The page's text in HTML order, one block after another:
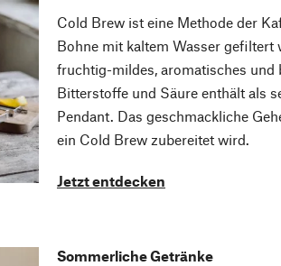
Cold Brew ist eine Methode der
Bohne mit kaltem Wasser gefiltert
fruchtig-mildes, aromatisches und
Bitterstoffe und Säure enthält als
Pendant. Das geschmackliche
ein Cold Brew zubereitet wird.
Jetzt entdecken
Sommerliche Getränke